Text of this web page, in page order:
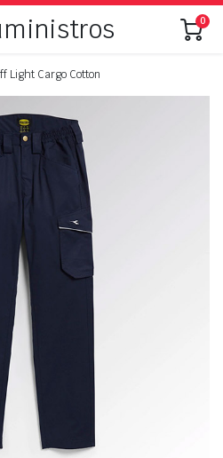
0
Light Cargo Cotton